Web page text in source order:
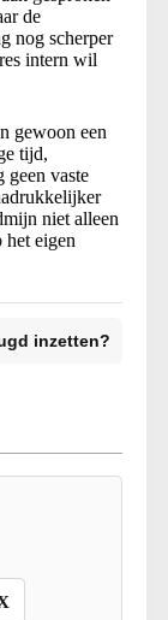
de
nog scherper
intern wil
gewoon een
tijd,
geen vaste
niet alleen
het eigen
inzetten?